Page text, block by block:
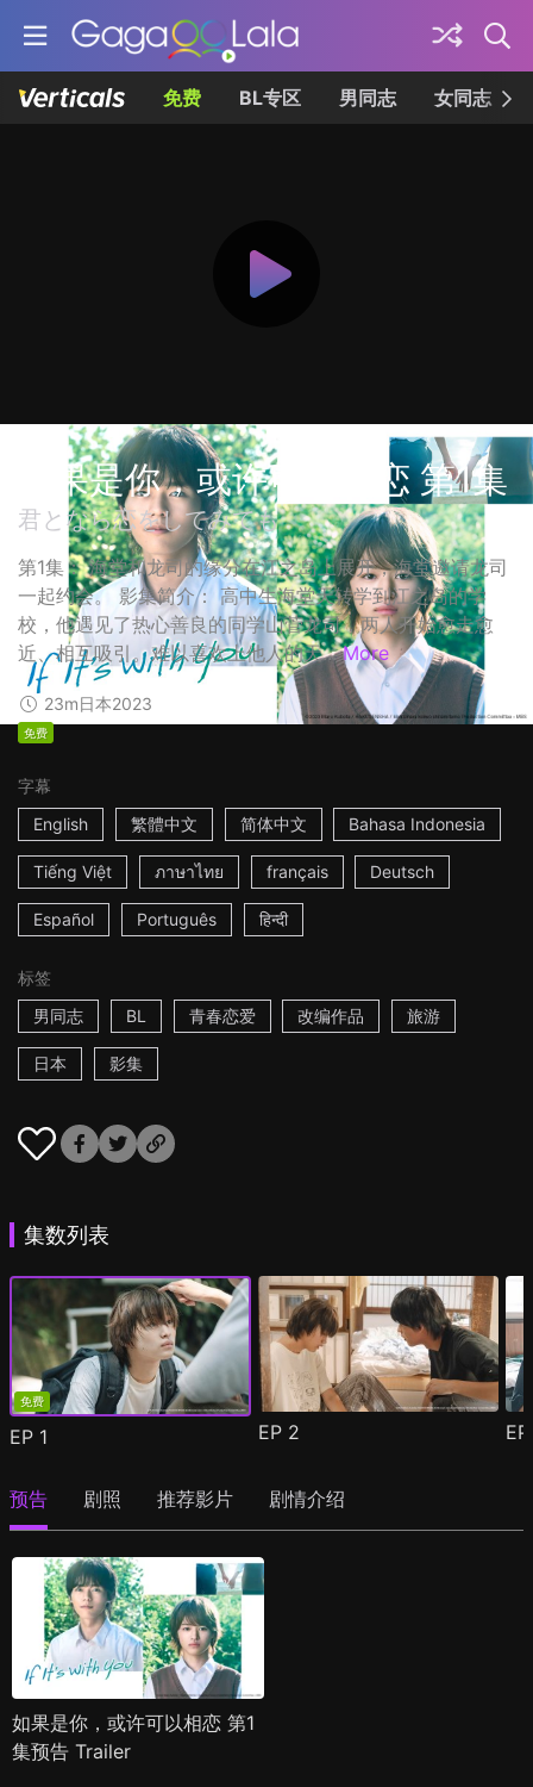
免费 BL专区 男同志 女同志
如果是你，或许可以相恋 第1集
君となら恋をしてみても
第1集： 海堂和龙司的缘分在江之岛上展开，海堂邀请龙司
一起约会。 影集简介： 高中生海堂天转学到江之岛的学
校，他遇见了热心善良的同学山菅龙司，两人开始愈走愈
近、相互吸引。难以喜欢上他人的天... More
23m日本2023
免费
字幕
English
繁體中文 简体中文 Bahasa Indonesia
Tiếng Việt ภาษาไทย français Deutsch
Español Português हिन्दी
标签
男同志
BL 青春恋爱 改编作品 旅游
日本 影集
集数列表
免费
EP 1 EP 2
预告 剧照 推荐影片 剧情介绍
如果是你，或许可以相恋 第1
集预告 Trailer